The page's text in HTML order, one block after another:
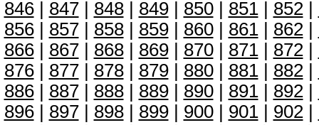
846| 847| 848| 849| 850| 851| 852|
856| 857| 858| 859| 860| 861| 862|
866| 867| 868| 869| 870| 871| 872|
876| 877| 878| 879| 880| 881| 882|
886| 887| 888| 889| 890| 891| 892|
896| 897| 898| 899| 900| 901| 902|